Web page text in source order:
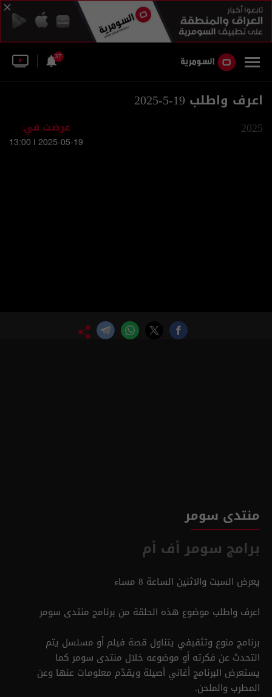
37
اعرف واطلب 19-5-2025
2025 عرضت في:
2025-05-19 | 13:00
منتدى سومر
برامج سومر أف أم
يعرض السبت والاثنين الساعة 8 مساء
اعرف واطلب موضوع هذه الحلقة من برنامج منتدى سومر
برنامج منوع وتثقيفي يتناول قصة فيلم أو مسلسل يتم
التحدث عن فكرته أو موضوعه خلال منتدى سومر كما
يستعرض البرنامج أغاني أصيلة ويقدّم معلومات عنها وعن
المطرب والملحن.